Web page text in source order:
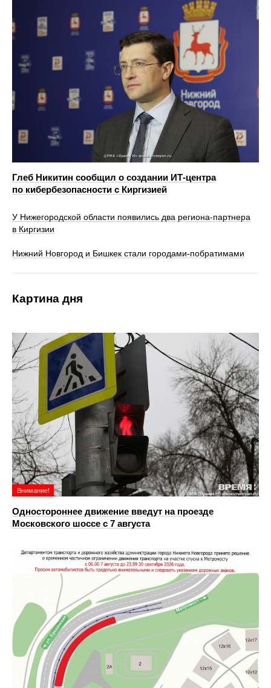
Глеб Никитин сообщил о создании ИТ-центра
по кибербезопасности с Киргизией
У Нижегородской области появились два региона-партнера
в Киргизии
Нижний Новгород и Бишкек стали городами-побратимами
Картина дня
Внимание!
Одностороннее движение введут на проезде
Московского шоссе с 7 августа